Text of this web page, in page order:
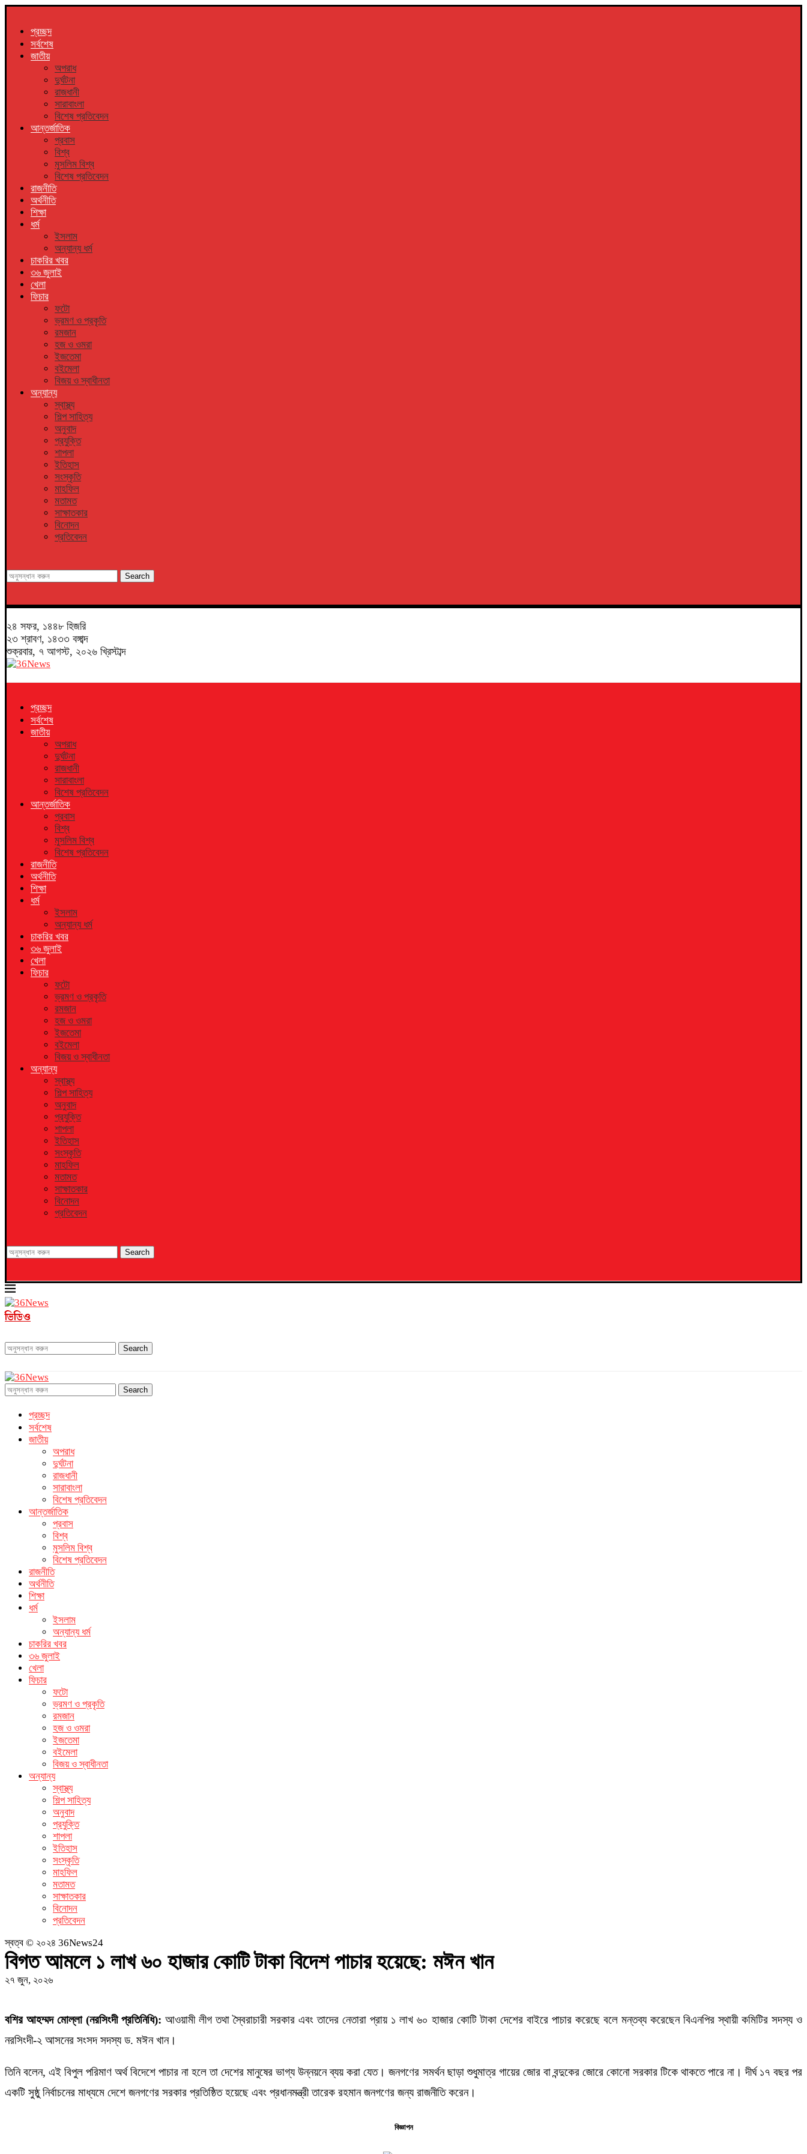
প্রচ্ছদ
সর্বশেষ
জাতীয়
অপরাধ
দুর্ঘটনা
রাজধানী
সারাবাংলা
বিশেষ প্রতিবেদন
আন্তর্জাতিক
প্রবাস
বিশ্ব
মুসলিম বিশ্ব
বিশেষ প্রতিবেদন
রাজনীতি
অর্থনীতি
শিক্ষা
ধর্ম
ইসলাম
অন্যান্য ধর্ম
চাকরির খবর
৩৬ জুলাই
খেলা
ফিচার
ফটো
ভ্রমণ ও প্রকৃতি
রমজান
হজ ও ওমরা
ইজতেমা
বইমেলা
বিজয় ও স্বাধীনতা
অন্যান্য
স্বাস্থ্য
শিল্প সাহিত্য
অনুবাদ
প্রযুক্তি
শাপলা
ইতিহাস
সংস্কৃতি
মাহফিল
মতামত
সাক্ষাতকার
বিনোদন
প্রতিবেদন
Search
২৪ সফর, ১৪৪৮ হিজরি
২৩ শ্রাবণ, ১৪৩৩ বঙ্গাব্দ
শুক্রবার, ৭ আগস্ট, ২০২৬ খ্রিস্টাব্দ
প্রচ্ছদ
সর্বশেষ
জাতীয়
অপরাধ
দুর্ঘটনা
রাজধানী
সারাবাংলা
বিশেষ প্রতিবেদন
আন্তর্জাতিক
প্রবাস
বিশ্ব
মুসলিম বিশ্ব
বিশেষ প্রতিবেদন
রাজনীতি
অর্থনীতি
শিক্ষা
ধর্ম
ইসলাম
অন্যান্য ধর্ম
চাকরির খবর
৩৬ জুলাই
খেলা
ফিচার
ফটো
ভ্রমণ ও প্রকৃতি
রমজান
হজ ও ওমরা
ইজতেমা
বইমেলা
বিজয় ও স্বাধীনতা
অন্যান্য
স্বাস্থ্য
শিল্প সাহিত্য
অনুবাদ
প্রযুক্তি
শাপলা
ইতিহাস
সংস্কৃতি
মাহফিল
মতামত
সাক্ষাতকার
বিনোদন
প্রতিবেদন
Search
ভিডিও
Search
Search
প্রচ্ছদ
সর্বশেষ
জাতীয়
অপরাধ
দুর্ঘটনা
রাজধানী
সারাবাংলা
বিশেষ প্রতিবেদন
আন্তর্জাতিক
প্রবাস
বিশ্ব
মুসলিম বিশ্ব
বিশেষ প্রতিবেদন
রাজনীতি
অর্থনীতি
শিক্ষা
ধর্ম
ইসলাম
অন্যান্য ধর্ম
চাকরির খবর
৩৬ জুলাই
খেলা
ফিচার
ফটো
ভ্রমণ ও প্রকৃতি
রমজান
হজ ও ওমরা
ইজতেমা
বইমেলা
বিজয় ও স্বাধীনতা
অন্যান্য
স্বাস্থ্য
শিল্প সাহিত্য
অনুবাদ
প্রযুক্তি
শাপলা
ইতিহাস
সংস্কৃতি
মাহফিল
মতামত
সাক্ষাতকার
বিনোদন
প্রতিবেদন
স্বত্ব © ২০২৪ 36News24
বিগত আমলে ১ লাখ ৬০ হাজার কোটি টাকা বিদেশ পাচার হয়েছে: মঈন খান
২৭ জুন, ২০২৬
বশির আহম্মদ মোল্লা (নরসিংদী প্রতিনিধি): আওয়ামী লীগ তথা স্বৈরাচারী সরকার এবং তাদের নেতারা প্রায় ১ লাখ ৬০ হাজার কোটি টাকা দেশের বাইরে পাচার করেছে বলে মন্তব্য করেছেন বিএনপির স্থায়ী কমিটির সদস্য ও
নরসিংদী-২ আসনের সংসদ সদস্য ড. মঈন খান।
তিনি বলেন, এই বিপুল পরিমাণ অর্থ বিদেশে পাচার না হলে তা দেশের মানুষের ভাগ্য উন্নয়নে ব্যয় করা যেত। জনগণের সমর্থন ছাড়া শুধুমাত্র গায়ের জোর বা বন্দুকের জোরে কোনো সরকার টিকে থাকতে পারে না। দীর্ঘ ১৭ বছর পর
একটি সুষ্ঠু নির্বাচনের মাধ্যমে দেশে জনগণের সরকার প্রতিষ্ঠিত হয়েছে এবং প্রধানমন্ত্রী তারেক রহমান জনগণের জন্য রাজনীতি করেন।
বিজ্ঞাপন